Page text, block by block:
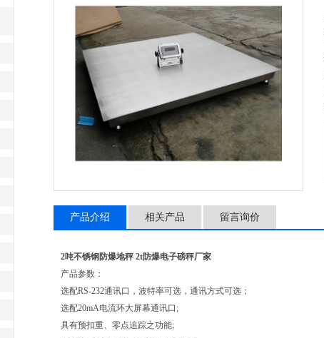
产品介绍 相关产品 留言询价
2吨不锈钢防爆地秤 2t防爆电子磅秤厂家
产品参数：
选配RS-232通讯口，波特率可选，通讯方式可选；
选配20mA电流环大屏幕通讯口;
具有预扣重、零点追踪之功能;